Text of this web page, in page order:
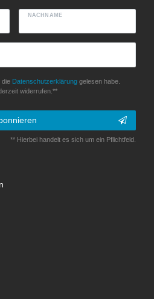
NACHNAME
die Daten­schutz­erklärunggelesen habe.
widerrufen.**
** Hierbei handelt es sich um ein Pflichtfeld.